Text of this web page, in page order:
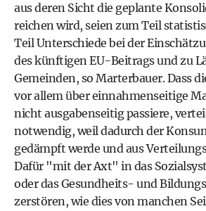
aus deren Sicht die geplante
reichen wird, seien zum Teil
Teil Unterschiede bei der
des künftigen EU-Beitrags und zu
Gemeinden, so Marterbauer. Dass
vor allem über einnahmenseitige
nicht ausgabenseitig passiere,
notwendig, weil dadurch der
gedämpft werde und aus
Dafür "mit der Axt" in das
oder das Gesundheits- und
zerstören, wie dies von manchen